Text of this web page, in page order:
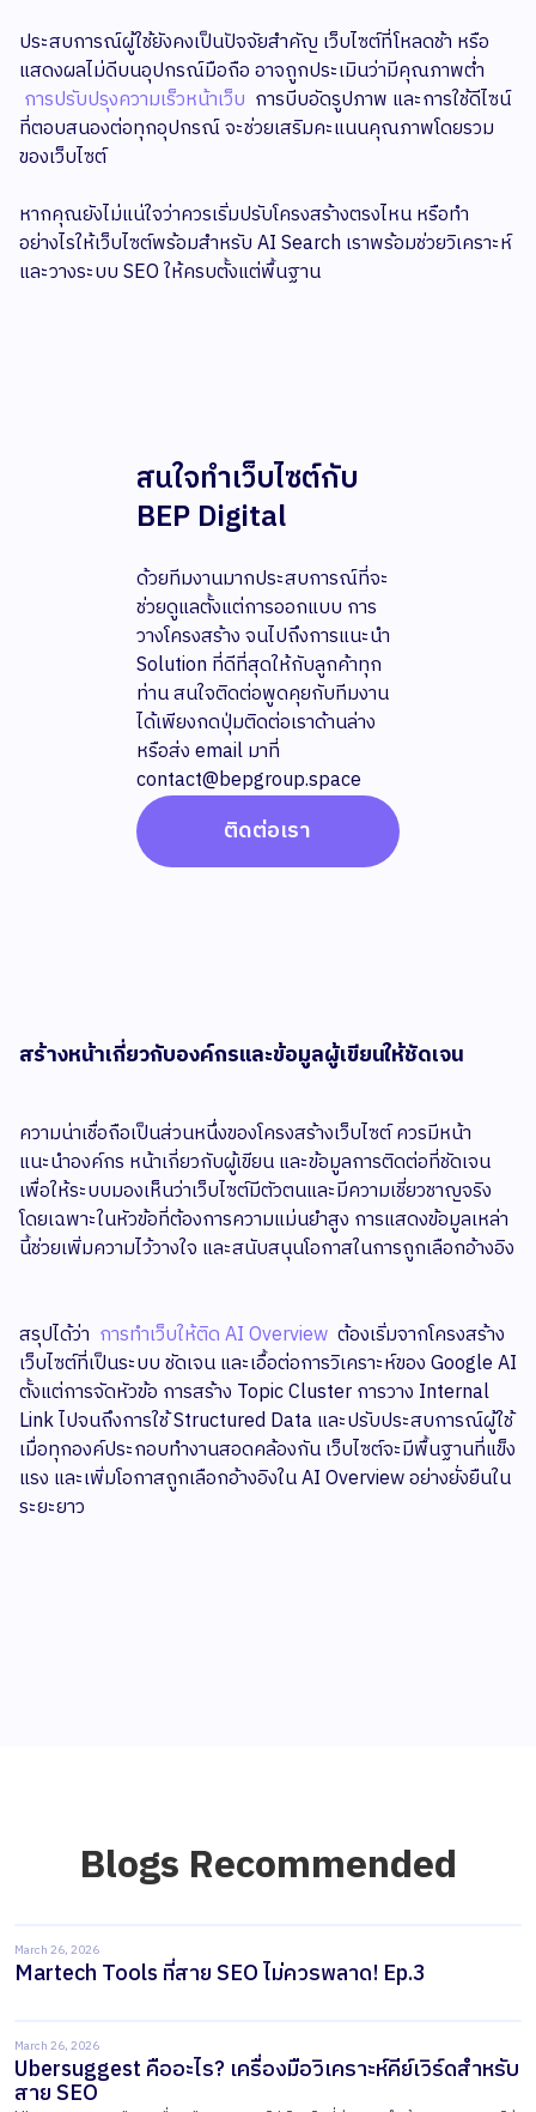
ประสบการณ์ผู้ใช้ยังคงเป็นปัจจัยสำคัญ เว็บไซต์ที่โหลดช้า หรือ
แสดงผลไม่ดีบนอุปกรณ์มือถือ อาจถูกประเมินว่ามีคุณภาพต่ำ
การปรับปรุงความเร็วหน้าเว็บ การบีบอัดรูปภาพ และการใช้ดีไซน์
ที่ตอบสนองต่อทุกอุปกรณ์ จะช่วยเสริมคะแนนคุณภาพโดยรวม
ของเว็บไซต์
หากคุณยังไม่แน่ใจว่าควรเริ่มปรับโครงสร้างตรงไหน หรือทำ
อย่างไรให้เว็บไซต์พร้อมสำหรับ AI Search เราพร้อมช่วยวิเคราะห์
และวางระบบ SEO ให้ครบตั้งแต่พื้นฐาน
สนใจทำเว็บไซต์กับ
BEP Digital
ด้วยทีมงานมากประสบการณ์ที่จะ
ช่วยดูแลตั้งแต่การออกแบบ การ
วางโครงสร้าง จนไปถึงการแนะนำ
Solution ที่ดีที่สุดให้กับลูกค้าทุก
ท่าน สนใจติดต่อพูดคุยกับทีมงาน
ได้เพียงกดปุ่มติดต่อเราด้านล่าง
หรือส่ง email มาที่
contact@bepgroup.space
ติดต่อเรา
สร้างหน้าเกี่ยวกับองค์กรและข้อมูลผู้เขียนให้ชัดเจน
ความน่าเชื่อถือเป็นส่วนหนึ่งของโครงสร้างเว็บไซต์ ควรมีหน้า
แนะนำองค์กร หน้าเกี่ยวกับผู้เขียน และข้อมูลการติดต่อที่ชัดเจน
เพื่อให้ระบบมองเห็นว่าเว็บไซต์มีตัวตนและมีความเชี่ยวชาญจริง
โดยเฉพาะในหัวข้อที่ต้องการความแม่นยำสูง การแสดงข้อมูลเหล่า
นี้ช่วยเพิ่มความไว้วางใจ และสนับสนุนโอกาสในการถูกเลือกอ้างอิง
สรุปได้ว่า การทำเว็บให้ติด AI Overview ต้องเริ่มจากโครงสร้าง
เว็บไซต์ที่เป็นระบบ ชัดเจน และเอื้อต่อการวิเคราะห์ของ Google AI
ตั้งแต่การจัดหัวข้อ การสร้าง Topic Cluster การวาง Internal
Link ไปจนถึงการใช้ Structured Data และปรับประสบการณ์ผู้ใช้
เมื่อทุกองค์ประกอบทำงานสอดคล้องกัน เว็บไซต์จะมีพื้นฐานที่แข็ง
แรง และเพิ่มโอกาสถูกเลือกอ้างอิงใน AI Overview อย่างยั่งยืนใน
ระยะยาว
Blogs Recommended
March 26, 2026
Martech Tools ที่สาย SEO ไม่ควรพลาด! Ep.3
March 26, 2026
Ubersuggest คืออะไร? เครื่องมือวิเคราะห์คีย์เวิร์ดสำหรับ
สาย SEO